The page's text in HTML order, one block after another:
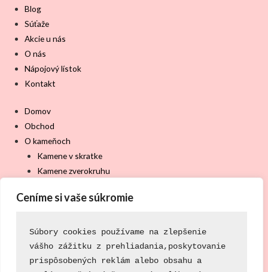
Ceníme si vaše súkromie
Súbory cookies používame na zlepšenie
vášho zážitku z prehliadania, poskytovanie
prispôsobených reklám alebo obsahu a
Blog
Súťaže
Akcie u nás
O nás
Nápojový lístok
Kontakt
Domov
Obchod
O kameňoch
Kamene v skratke
Kamene zverokruhu
Použitie pri zdravotných problémoch
Blog
Súťaže
Akcie u nás